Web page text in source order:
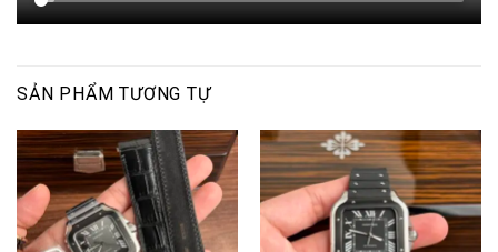
SẢN PHẨM TƯƠNG TỰ